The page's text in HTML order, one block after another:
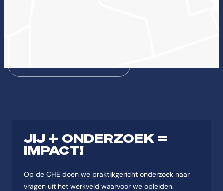
JIJ + ONDERZOEK =
IMPACT!
Op de CHE doen we praktijkgericht onderzoek naar
vragen uit het werkveld waarvoor we opleiden.